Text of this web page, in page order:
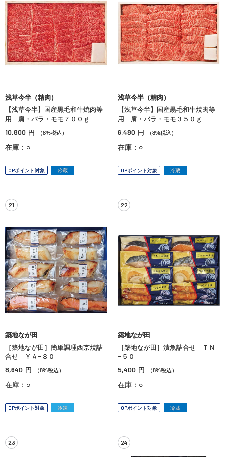
浅草今半（精肉）
【浅草今半】国産黒毛和牛焼肉等
用 肩・バラ・モモ７００ｇ
10,800 円 （8%税込）
在庫：○
OPポイント対象 冷蔵
浅草今半（精肉）
【浅草今半】国産黒毛和牛焼肉等
用 肩・バラ・モモ３５０ｇ
6,480 円 （8%税込）
在庫：○
OPポイント対象 冷蔵
21
築地なが田
［築地なが田］簡単調理西京焼詰
合せ ＹＡ−８０
8,640 円 （8%税込）
在庫：○
OPポイント対象 冷凍
22
築地なが田
［築地なが田］漬魚詰合せ ＴＮ
−５０
5,400 円 （8%税込）
在庫：○
OPポイント対象 冷蔵
23 24